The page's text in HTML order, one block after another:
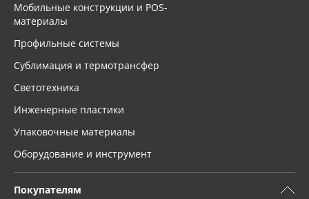
Мобильные конструкции и POS-
материалы
Профильные системы
Сублимация и термотрансфер
Светотехника
Инженерные пластики
Упаковочные материалы
Оборудование и инструмент
Покупателям